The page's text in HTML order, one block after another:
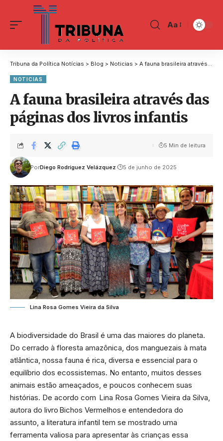
Aa
Tribuna da Política Notícias > Blog > Noticias > A fauna brasileira através das páginas dos livros infantis
NOTICIAS
A fauna brasileira através das
páginas dos livros infantis
PorDiego Rodríguez Velázquez 5 de junho de 2025
5 Min de leitura
Lina Rosa Gomes Vieira da Silva
A biodiversidade do Brasil é uma das maiores do planeta.
Do cerrado à floresta amazônica, dos manguezais à mata
atlântica, nossa fauna é rica, diversa e essencial para o
equilíbrio dos ecossistemas. No entanto, muitos desses
animais estão ameaçados, e poucos conhecem suas
histórias. De acordo com Lina Rosa Gomes Vieira da Silva,
autora do livro Bichos Vermelhos e entendedora do
assunto, a literatura infantil tem se mostrado uma
ferramenta valiosa para apresentar às crianças essa